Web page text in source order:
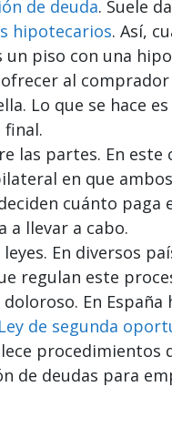
de deuda. Suele
hipotecarios. Así,
un piso con una
al comprador
Lo que se hace
final.
las partes. En este
en que
cuánto paga
a llevar a cabo.
En diversos
regulan este
En España
de segunda
procedimientos
de deudas para